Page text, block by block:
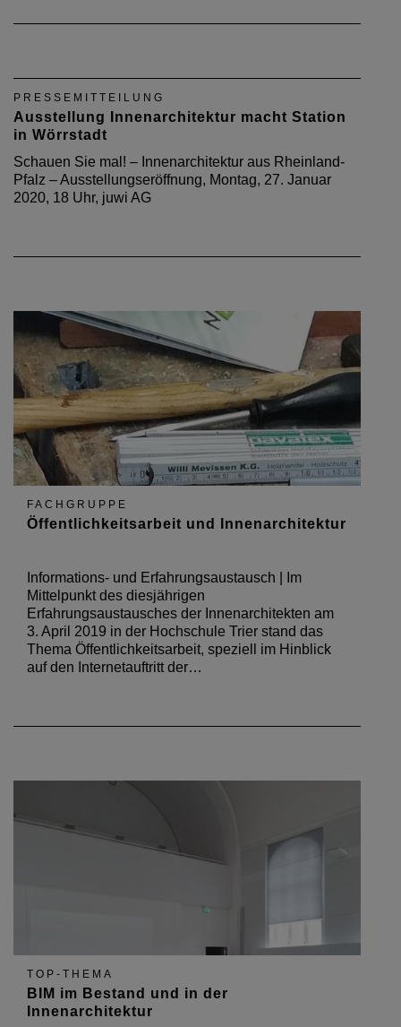
PRESSEMITTEILUNG
Ausstellung Innenarchitektur macht Station
in Wörrstadt
Schauen Sie mal! – Innenarchitektur aus Rheinland-
Pfalz – Ausstellungseröffnung, Montag, 27. Januar
2020, 18 Uhr, juwi AG
FACHGRUPPE
Öffentlichkeitsarbeit und Innenarchitektur
Informations- und Erfahrungsaustausch | Im
Mittelpunkt des diesjährigen
Erfahrungsaustausches der Innenarchitekten am
3. April 2019 in der Hochschule Trier stand das
Thema Öffentlichkeitsarbeit, speziell im Hinblick
auf den Internetauftritt der…
TOP-THEMA
BIM im Bestand und in der
Innenarchitektur